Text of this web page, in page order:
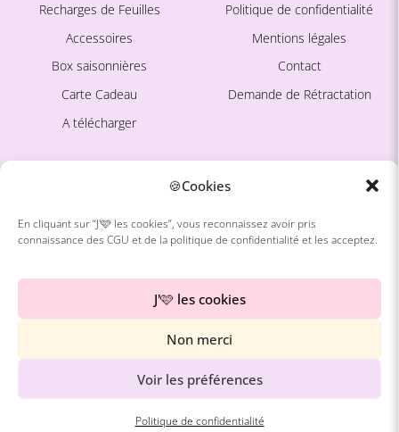
🍪Cookies
En cliquant sur “J'🩷 les cookies”, vous reconnaissez avoir pris
connaissance des CGU et de la politique de confidentialité et les acceptez.
J'🩷 les cookies
Non merci
Voir les préférences
Politique de confidentialité
Recharges de Feuilles
Accessoires
Box saisonnières
Carte Cadeau
A télécharger
Politique de confidentialité
Mentions légales
Contact
Demande de Rétractation
Avis Clientes
Pinterest
confidentialitéet les
d'utilisation de Google